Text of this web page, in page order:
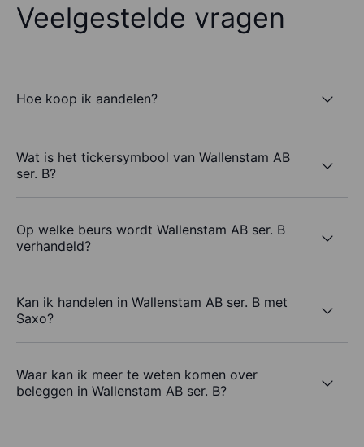
Veelgestelde vragen
Hoe koop ik aandelen?
Wat is het tickersymbool van Wallenstam AB
ser. B?
Op welke beurs wordt Wallenstam AB ser. B
verhandeld?
Kan ik handelen in Wallenstam AB ser. B met
Saxo?
Waar kan ik meer te weten komen over
beleggen in Wallenstam AB ser. B?